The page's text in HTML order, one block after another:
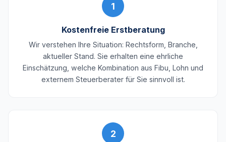
1
Kostenfreie Erstberatung
Wir verstehen Ihre Situation: Rechtsform, Branche,
aktueller Stand. Sie erhalten eine ehrliche
Einschätzung, welche Kombination aus Fibu, Lohn und
externem Steuerberater für Sie sinnvoll ist.
2